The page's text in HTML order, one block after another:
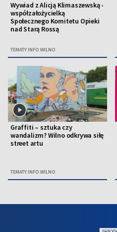
Wywiad z Alicją Klimaszewską -
współzałożycielką
Społecznego Komitetu Opieki
nad Starą Rossą
TEMATY INFO WILNO
Graffiti – sztuka czy
wandalizm? Wilno odkrywa siłę
street artu
TEMATY INFO WILNO